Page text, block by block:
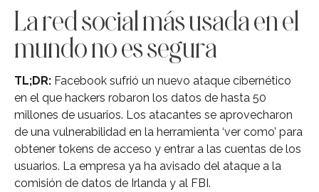
La red social más usada en el
mundo no es segura
TL;DR: Facebook sufrió un nuevo ataque cibernético
en el que hackers robaron los datos de hasta 50
millones de usuarios. Los atacantes se aprovecharon
de una vulnerabilidad en la herramienta ‘ver como’ para
obtener tokens de acceso y entrar a las cuentas de los
usuarios. La empresa ya ha avisado del ataque a la
comisión de datos de Irlanda y al FBI.